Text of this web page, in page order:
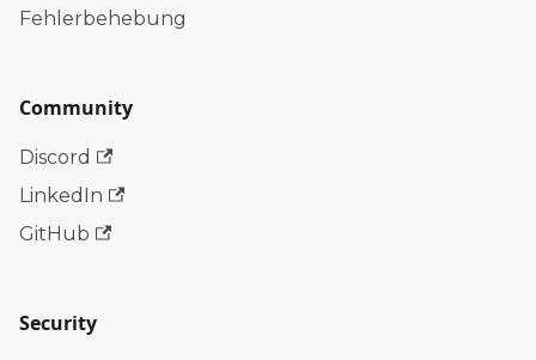
Fehlerbehebung
Community
Discord
LinkedIn
GitHub
Security